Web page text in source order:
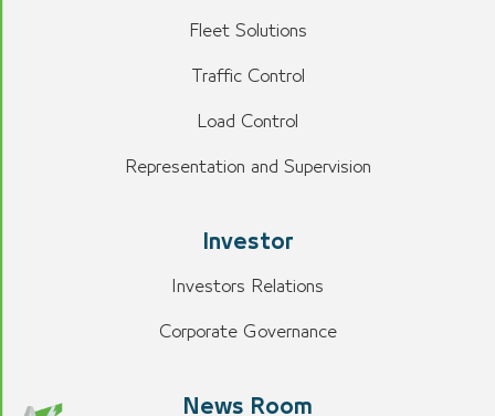
Fleet Solutions
Traffic Control
Load Control
Representation and Supervision
Investor
Investors Relations
Corporate Governance
News Room